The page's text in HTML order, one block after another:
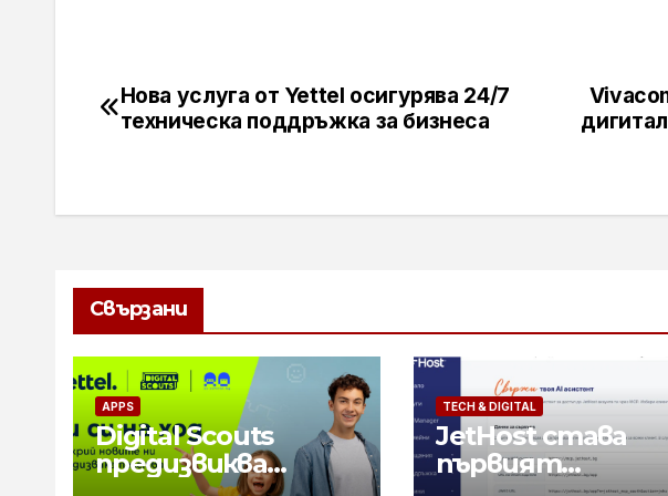
Навигация
Нова услуга от Yettel осигурява 24/7
техническа поддръжка за бизнеса
Свързани
APPS
Digital Scouts
предизвиква
TECH & DIGITAL
JetHost става
първият